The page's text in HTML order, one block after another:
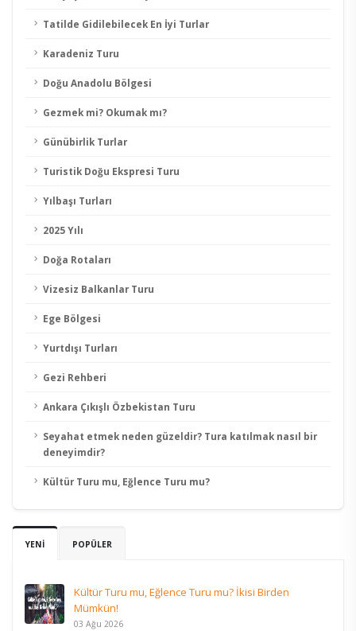
Tatilde Gidilebilecek En İyi Turlar
Karadeniz Turu
Doğu Anadolu Bölgesi
Gezmek mi? Okumak mı?
Günübirlik Turlar
Turistik Doğu Ekspresi Turu
Yılbaşı Turları
2025 Yılı
Doğa Rotaları
Vizesiz Balkanlar Turu
Ege Bölgesi
Yurtdışı Turları
Gezi Rehberi
Ankara Çıkışlı Özbekistan Turu
Seyahat etmek neden güzeldir? Tura katılmak nasıl bir
deneyimdir?
Kültür Turu mu, Eğlence Turu mu?
YENİ POPÜLER
Kültür Turu mu, Eğlence Turu mu? İkisi Birden
Mümkün!
03 Ağu 2026